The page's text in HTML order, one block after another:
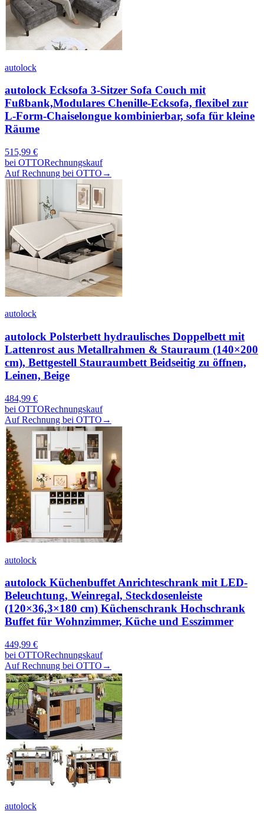
autolock
autolock Ecksofa 3-Sitzer Sofa Couch mit
Fußbank,Modulares Chenille-Ecksofa, flexibel zur
L-Form-Chaiselongue kombinierbar, sofa für kleine
Räume
515,99 €
bei OTTORechnungskauf
Auf Rechnung bei OTTO →
autolock
autolock Polsterbett hydraulisches Doppelbett mit
Lattenrost aus Metallrahmen & Stauraum (140×200
cm), Bettgestell Stauraumbett Beidseitig zu öffnen,
Leinen, Beige
484,99 €
bei OTTORechnungskauf
Auf Rechnung bei OTTO →
autolock
autolock Küchenbuffet Anrichteschrank mit LED-
Beleuchtung, Weinregal, Steckdosenleiste
(120×36,3×180 cm) Küchenschrank Hochschrank
Buffet für Wohnzimmer, Küche und Esszimmer
449,99 €
bei OTTORechnungskauf
Auf Rechnung bei OTTO →
autolock